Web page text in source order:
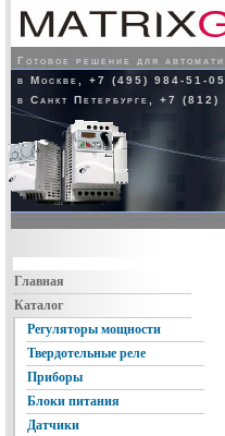
Готовое решение для
в Москве, +7 (495) 984-51-05
в Санкт Петербурге, +7
Главная
Каталог
Регуляторы мощности
Твердотельные реле
Приборы
Блоки питания
Датчики